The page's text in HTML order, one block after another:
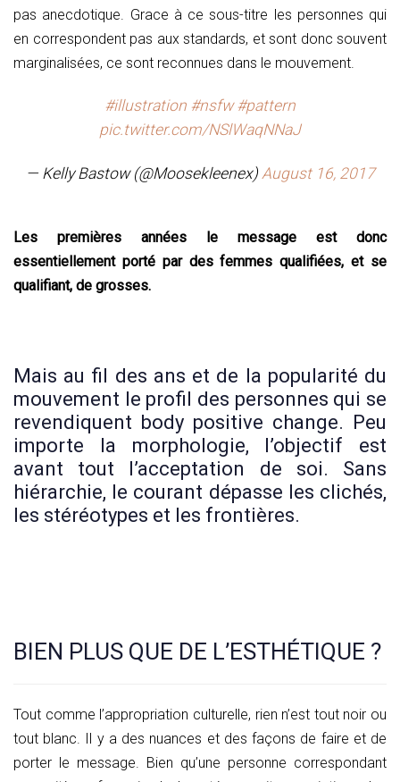
pas anecdotique. Grace à ce sous-titre les personnes qui
en correspondent pas aux standards, et sont donc souvent
marginalisées, ce sont reconnues dans le mouvement.
#illustration #nsfw #pattern
pic.twitter.com/NSlWaqNNaJ
— Kelly Bastow (@Moosekleenex) August 16, 2017
Les premières années le message est donc
essentiellement porté par des femmes qualifiées, et se
qualifiant, de grosses.
Mais au fil des ans et de la popularité du
mouvement le profil des personnes qui se
revendiquent body positive change. Peu
importe la morphologie, l’objectif est
avant tout l’acceptation de soi. Sans
hiérarchie, le courant dépasse les clichés,
les stéréotypes et les frontières.
BIEN PLUS QUE DE L’ESTHÉTIQUE ?
Tout comme l’appropriation culturelle, rien n’est tout noir ou
tout blanc. Il y a des nuances et des façons de faire et de
porter le message. Bien qu’une personne correspondant